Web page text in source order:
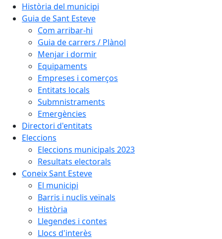
Història del municipi
Guia de Sant Esteve
Com arribar-hi
Guia de carrers / Plànol
Menjar i dormir
Equipaments
Empreses i comerços
Entitats locals
Submnistraments
Emergències
Directori d'entitats
Eleccions
Eleccions municipals 2023
Resultats electorals
Coneix Sant Esteve
El municipi
Barris i nuclis veïnals
Història
Llegendes i contes
Llocs d'interès